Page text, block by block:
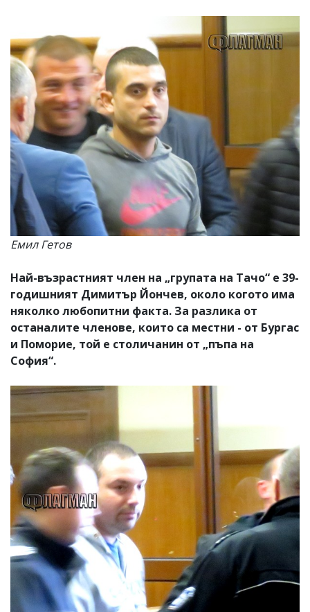
Емил Гетов
Най-възрастният член на „групата на Тачо“ е 39-
годишният Димитър Йончев, около когото има
няколко любопитни факта. За разлика от
останалите членове, които са местни - от Бургас
и Поморие, той е столичанин от „пъпа на
София“.